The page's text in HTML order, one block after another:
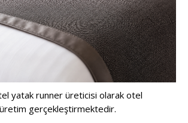
yatak runner üreticisi olarak otel
gerçekleştirmektedir.